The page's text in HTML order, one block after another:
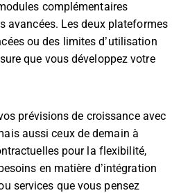
complémentaires
avancées. Les deux plateformes
ou des limites d’utilisation
que vous développez votre
prévisions de croissance avec
aussi ceux de demain à
pour la flexibilité,
en matière d’intégration
services que vous pensez